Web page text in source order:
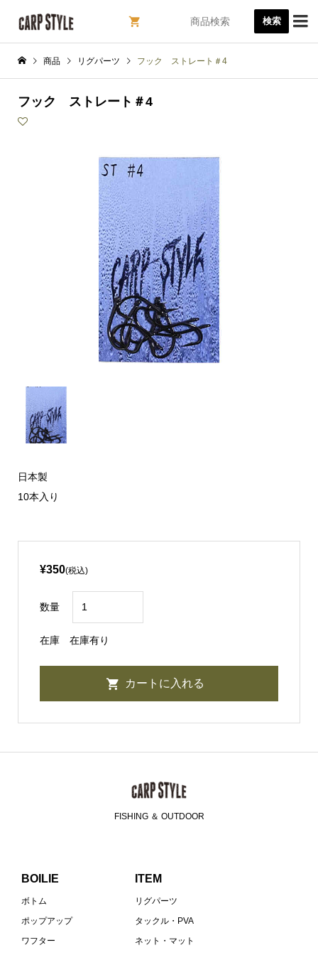
検索 
商品 リグパーツ フック ストレート＃4
フック ストレート＃4
日本製
10本入り
¥350(税込)
数量
在庫 在庫有り
FISHING ＆ OUTDOOR
BOILIE
ボトム
ポップアップ
ワフター
ITEM
リグパーツ
タックル・PVA
ネット・マット